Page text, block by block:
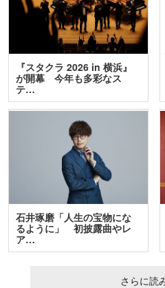
『スタクラ 2026 in 横浜』
が開幕 今年も多彩なス
テ…
石井琢磨「人生の宝物にな
るように」 初披露曲やレ
ア…
さらに読